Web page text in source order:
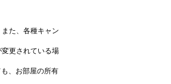
た、各種キャン
更されている場
、お部屋の所有